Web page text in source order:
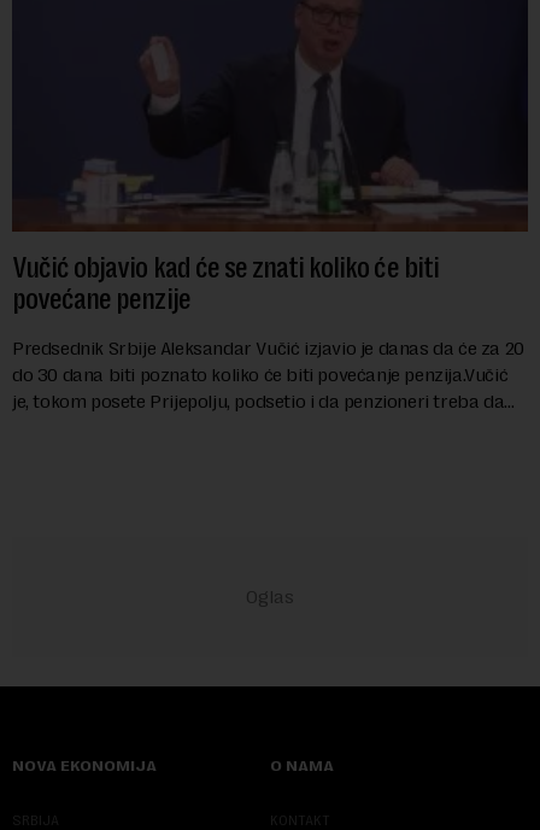
Vučić objavio kad će se znati koliko će biti
povećane penzije
Predsednik Srbije Aleksandar Vučić izjavio je danas da će za 20
do 30 dana biti poznato koliko će biti povećanje penzija.Vučić
je, tokom posete Prijepolju, podsetio i da penzioneri treba da
NOVA EKONOMIJA
SRBIJA
O NAMA
KONTAKT